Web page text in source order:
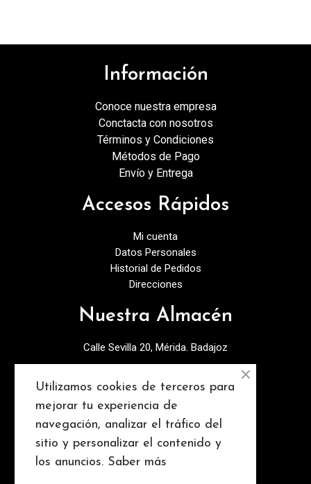
Información
Conoce nuestra empresa
Conctacta con nosotros
Términos y Condiciones
Métodos de Pago
Envío y Entrega
Accesos Rápidos
Mi cuenta
Datos Personales
Historial de Pedidos
Direcciones
Nuestra Almacén
Calle Sevilla 20, Mérida. Badajoz
info@discopebell.com
Consejos y contenidos
Utilizamos cookies de terceros para
mejorar tu experiencia de
navegación, analizar el tráfico del
sitio y personalizar el contenido y
los anuncios. Saber más